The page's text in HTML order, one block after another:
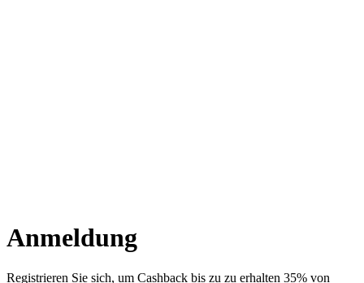
Anmeldung
Registrieren Sie sich, um Cashback bis zu zu erhalten 35% von